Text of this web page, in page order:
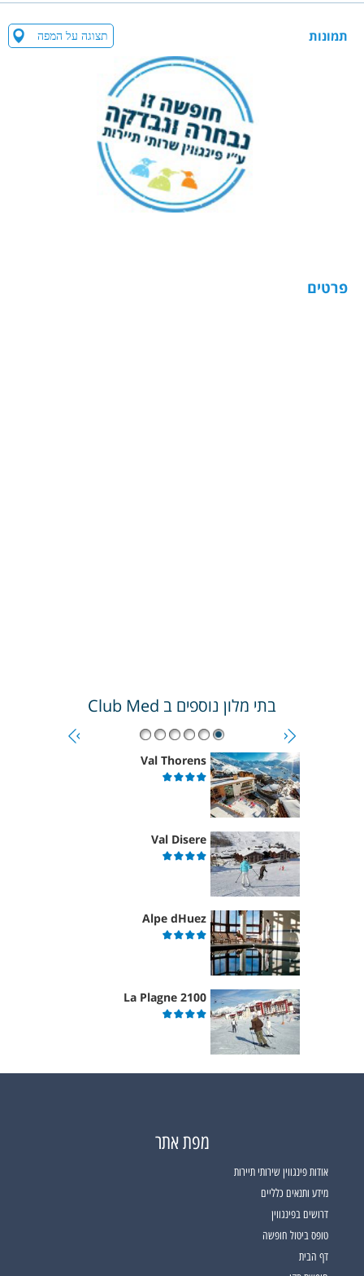
תמונות
פרטים
בתי מלון נוספים ב Club Med
Val Thorens
Val Disere
Alpe dHuez
La Plagne 2100
מפת אתר
אודות פינגווין שירותי תיירות
מידע ותנאים כלליים
דרושים בפינגווין
טופס ביטול חופשה
דף הבית